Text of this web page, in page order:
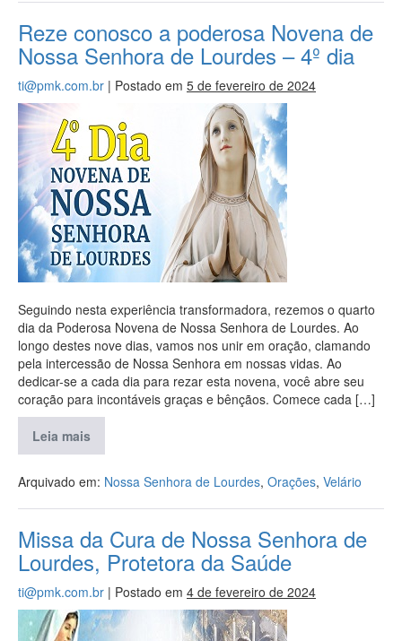
Reze conosco a poderosa Novena de
Nossa Senhora de Lourdes – 4º dia
ti@pmk.com.br | Postado em 5 de fevereiro de 2024
Seguindo nesta experiência transformadora, rezemos o quarto
dia da Poderosa Novena de Nossa Senhora de Lourdes. Ao
longo destes nove dias, vamos nos unir em oração, clamando
pela intercessão de Nossa Senhora em nossas vidas. Ao
dedicar-se a cada dia para rezar esta novena, você abre seu
coração para incontáveis graças e bênçãos. Comece cada […]
Leia mais
Arquivado em: Nossa Senhora de Lourdes, Orações, Velário
Missa da Cura de Nossa Senhora de
Lourdes, Protetora da Saúde
ti@pmk.com.br | Postado em 4 de fevereiro de 2024